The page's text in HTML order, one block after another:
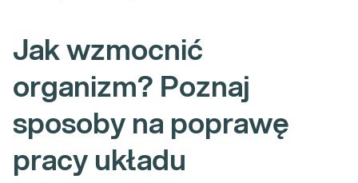
Jak wzmocnić
organizm? Poznaj
sposoby na poprawę
pracy układu